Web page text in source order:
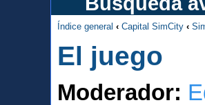
Índice general ‹ Capital SimCity ‹
El juego
Moderador: